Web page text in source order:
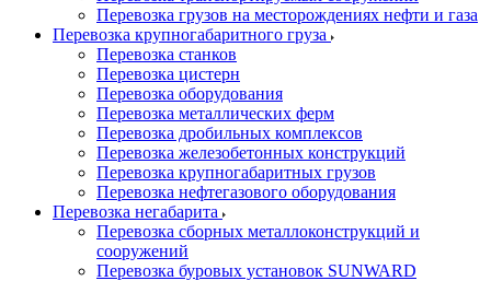
Перевозка грузов на месторождениях нефти и газа
Перевозка крупногабаритного груза
Перевозка станков
Перевозка цистерн
Перевозка оборудования
Перевозка металлических ферм
Перевозка дробильных комплексов
Перевозка железобетонных конструкций
Перевозка крупногабаритных грузов
Перевозка нефтегазового оборудования
Перевозка негабарита
Перевозка сборных металлоконструкций и
сооружений
Перевозка буровых установок SUNWARD